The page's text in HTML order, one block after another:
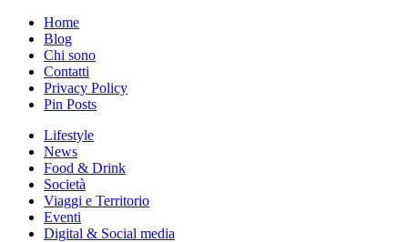
Skip
content
Home
Blog
Chi sono
Contatti
Privacy Policy
Pin Posts
Lifestyle
News
Food & Drink
Società
Viaggi e Territorio
Eventi
Digital & Social media